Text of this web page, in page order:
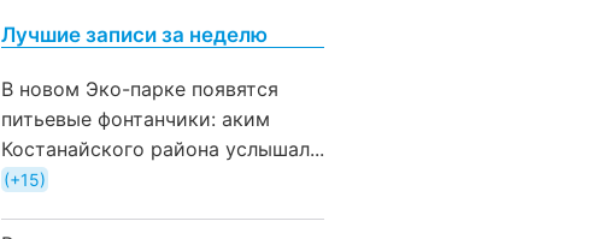
Лучшие записи за неделю
В новом Эко-парке появятся
питьевые фонтанчики: аким
Костанайского района услышал...
+15